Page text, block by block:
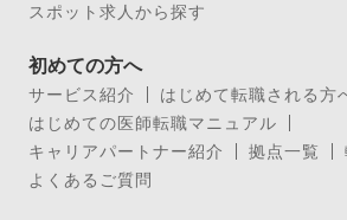
スポット求人から探す
初めての方へ
サービス紹介
はじめて転職される方
はじめての医師転職マニュアル
キャリアパートナー紹介
拠点一覧
よくあるご質問